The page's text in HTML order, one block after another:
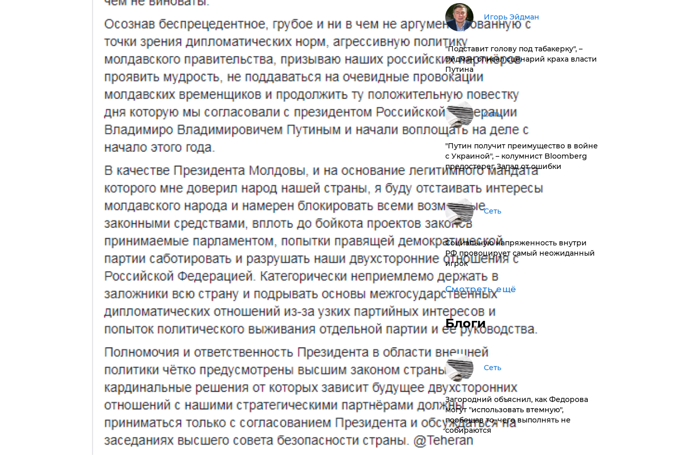
Игорь Эйдман
​"Подставит голову под табакерку", –
Эйдман описал сценарий краха власти
Путина
Сеть
"Путин получит преимущество в войне
с Украиной", – колумнист Bloomberg
предостерег Запад от ошибки
Сеть
Социальную напряженность внутри
РФ провоцирует самый неожиданный
игрок
Смотреть ещё
Блоги
Сеть
Загородний объяснил, как Федорова
могут "использовать втемную",
пообещав то, чего выполнять не
собираются